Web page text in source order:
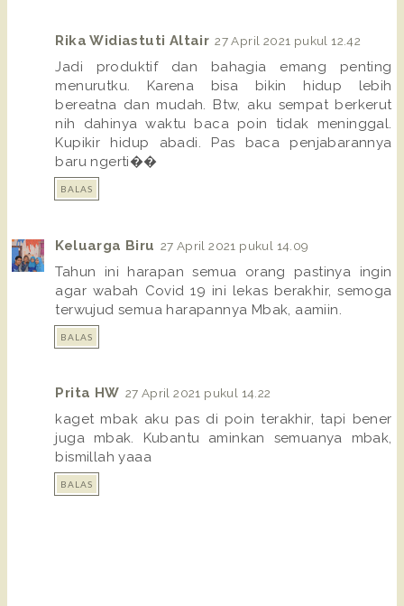
Rika Widiastuti Altair 27 April 2021 pukul 12.42
Jadi produktif dan bahagia emang penting
menurutku. Karena bisa bikin hidup lebih
bereatna dan mudah. Btw, aku sempat berkerut
nih dahinya waktu baca poin tidak meninggal.
Kupikir hidup abadi. Pas baca penjabarannya
baru ngerti��
BALAS
Keluarga Biru 27 April 2021 pukul 14.09
Tahun ini harapan semua orang pastinya ingin
agar wabah Covid 19 ini lekas berakhir, semoga
terwujud semua harapannya Mbak, aamiin.
BALAS
Prita HW 27 April 2021 pukul 14.22
kaget mbak aku pas di poin terakhir, tapi bener
juga mbak. Kubantu aminkan semuanya mbak,
bismillah yaaa
BALAS